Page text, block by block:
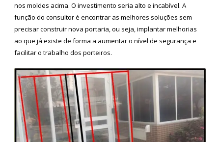
nos moldes acima. O investimento seria alto e incabível. A
função do consultor é encontrar as melhores soluções sem
precisar construir nova portaria, ou seja, implantar melhorias
ao que já existe de forma a aumentar o nível de segurança e
facilitar o trabalho dos porteiros.